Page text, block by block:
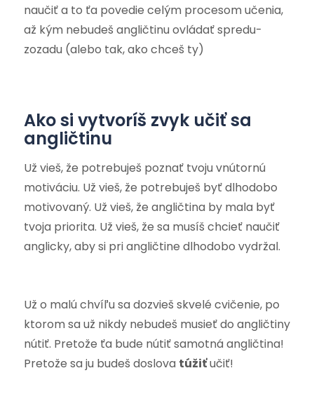
naučiť a to ťa povedie celým procesom učenia,
až kým nebudeš angličtinu ovládať spredu-
zozadu (alebo tak, ako chceš ty)
Ako si vytvoríš zvyk učiť sa
angličtinu
Už vieš, že potrebuješ poznať tvoju vnútornú
motiváciu. Už vieš, že potrebuješ byť dlhodobo
motivovaný. Už vieš, že angličtina by mala byť
tvoja priorita. Už vieš, že sa musíš chcieť naučiť
anglicky, aby si pri angličtine dlhodobo vydržal.
Už o malú chvíľu sa dozvieš skvelé cvičenie, po
ktorom sa už nikdy nebudeš musieť do angličtiny
nútiť. Pretože ťa bude nútiť samotná angličtina!
Pretože sa ju budeš doslova túžiťučiť!